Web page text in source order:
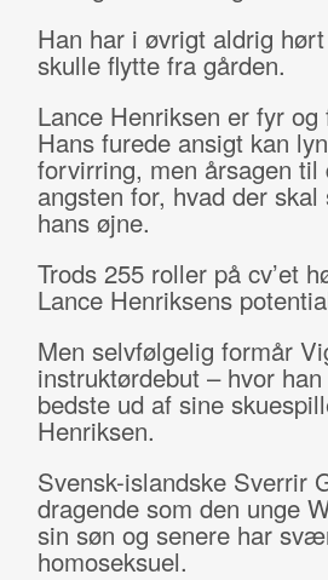
Han har i øvrigt aldrig
skulle flytte fra gården.
Lance Henriksen er fyr
Hans furede ansigt kan
forvirring, men årsagen til
angsten for, hvad der
hans øjne.
Trods 255 roller på cv’et
Lance Henriksens
Men selvfølgelig formår
instruktørdebut – hvor
bedste ud af sine
Henriksen.
Svensk-islandske Sverrir
dragende som den unge
sin søn og senere har
homoseksuel.